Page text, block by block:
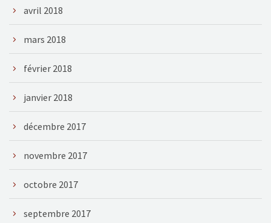
avril 2018
mars 2018
février 2018
janvier 2018
décembre 2017
novembre 2017
octobre 2017
septembre 2017